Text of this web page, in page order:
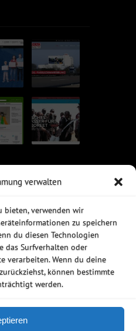
verwalten
bieten, verwenden wir
zu speichern
du diesen Technologien
das Surfverhalten oder
verarbeiten. Wenn du deine
können bestimmte
werden.
eine Firewall